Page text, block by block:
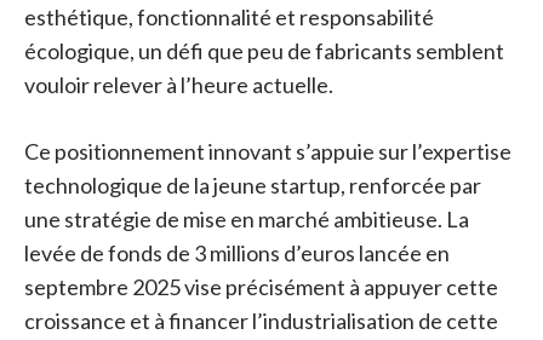
esthétique, fonctionnalité et responsabilité
écologique, un défi que peu de fabricants semblent
vouloir relever à l’heure actuelle.
Ce positionnement innovant s’appuie sur l’expertise
technologique de la jeune startup, renforcée par
une stratégie de mise en marché ambitieuse. La
levée de fonds de 3 millions d’euros lancée en
septembre 2025 vise précisément à appuyer cette
croissance et à financer l’industrialisation de cette